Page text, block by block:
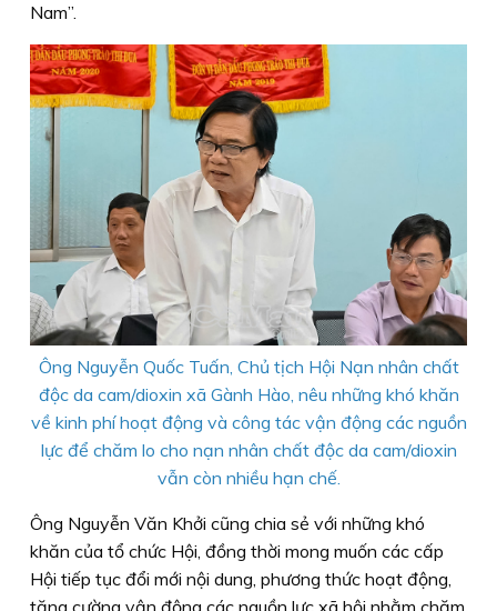
Nam”.
Ông Nguyễn Quốc Tuấn, Chủ tịch Hội Nạn nhân chất
độc da cam/dioxin xã Gành Hào, nêu những khó khăn
về kinh phí hoạt động và công tác vận động các nguồn
lực để chăm lo cho nạn nhân chất độc da cam/dioxin
vẫn còn nhiều hạn chế.
Ông Nguyễn Văn Khởi cũng chia sẻ với những khó
khăn của tổ chức Hội, đồng thời mong muốn các cấp
Hội tiếp tục đổi mới nội dung, phương thức hoạt động,